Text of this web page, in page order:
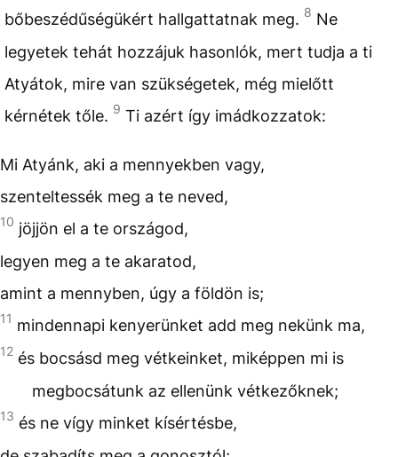
bőbeszédűségükért hallgattatnak meg. 8 Ne
legyetek tehát hozzájuk hasonlók, mert tudja a ti
Atyátok, mire van szükségetek, még mielőtt
kérnétek tőle. 9 Ti azért így imádkozzatok:
Mi Atyánk, aki a mennyekben vagy,
szenteltessék meg a te neved,
10 jöjjön el a te országod,
legyen meg a te akaratod,
amint a mennyben, úgy a földön is;
11 mindennapi kenyerünket add meg nekünk ma,
12 és bocsásd meg vétkeinket, miképpen mi is
megbocsátunk az ellenünk vétkezőknek;
13 és ne vígy minket kísértésbe,